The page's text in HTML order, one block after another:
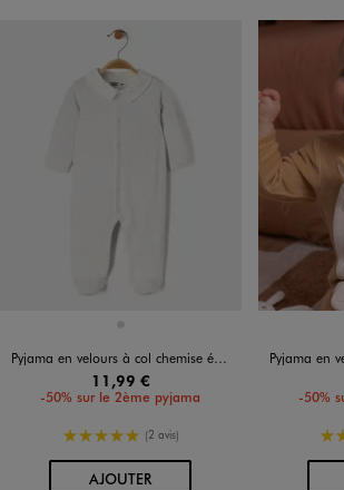
Pyjama en velours à col chemise étoilé et ouverture devant bébé
11,99 €
-50% sur le 2ème pyjama
5/5 de moyenne
(2 avis)
AJOUTERAU PANIER
Pyjama en velours
-50%